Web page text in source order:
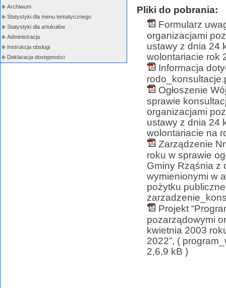
Archiwum
Statystyki dla menu tematycznego
Statystyki dla artukułów
Administracja
Instrukcja obsługi
Deklaracja dostępności
Pliki do pobrania:
Formularz
organizacjami
ustawy z dnia 24
wolontariacie rok
Informacja
Ogłoszenie
sprawie
organizacjami
ustawy z dnia 24
wolontariacie na
Zarządzenie
roku w sprawie
Gminy Rząśnia z
wymienionymi w
pożytku
Projekt
pozarządowymi
kwietnia 2003
2022”, (
2,6,9 kB )